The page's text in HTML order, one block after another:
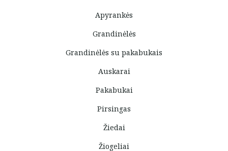
Apyrankės
Grandinėlės
Grandinėlės su pakabukais
Auskarai
Pakabukai
Pirsingas
Žiedai
Žiogeliai